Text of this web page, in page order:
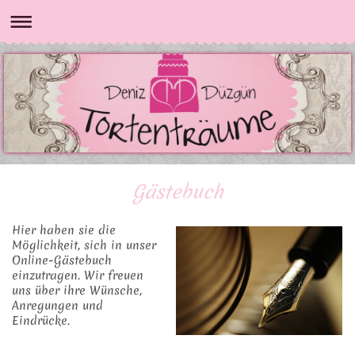
Gästebuch
Hier haben sie die
Möglichkeit, sich in unser
Online-Gästebuch
einzutragen. Wir freuen
uns über ihre Wünsche,
Anregungen und
Eindrücke.